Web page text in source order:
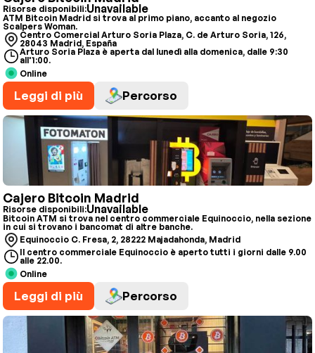
Risorse disponibili:Unavailable
ATM Bitcoin Madrid si trova al primo piano, accanto al negozio
Scalpers Woman.
Centro Comercial Arturo Soria Plaza, C. de Arturo Soria, 126,
28043 Madrid, España
Arturo Soria Plaza è aperta dal lunedì alla domenica, dalle 9:30
all'1:00.
Online
Leggi di più Percorso
Cajero Bitcoin Madrid
Risorse disponibili:Unavailable
Bitcoin ATM si trova nel centro commerciale Equinoccio, nella sezione
in cui si trovano i bancomat di altre banche.
Equinoccio C. Fresa, 2, 28222 Majadahonda, Madrid
Il centro commerciale Equinoccio è aperto tutti i giorni dalle 9.00
alle 22.00.
Online
Leggi di più Percorso